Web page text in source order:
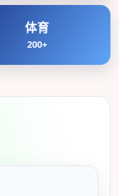
体育
200+